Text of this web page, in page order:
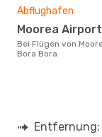
Abflughafen
Moorea Airport
Bei Flügen von Moorea nach
Bora Bora
Entfernung: